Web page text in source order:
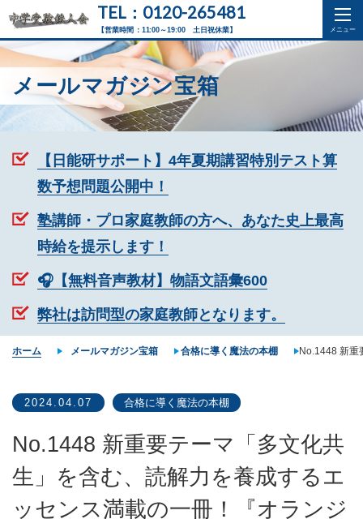
【営業時間：11:00～19:00 土日祝休業】
TEL：0120-265481
メールマガジン宝箱
【日能研サポート】4年夏期講習特別テスト算
数予想問題公開中！
塾講師・プロ家庭教師の方へ、あなた史上最高
時給を提示します！
🎧【無料音声教材】物語文語彙600
弊社は訪問型の家庭教師となります。
ホーム メールマガジン宝箱 合格に導く魔法の本棚 No.1448 新
2024.04.07 合格に導く魔法の本棚
No.1448 新重要テーマ「多文化共
生」を含む、読解力を養成するエ
ッセンス満載の一冊！『オランジ